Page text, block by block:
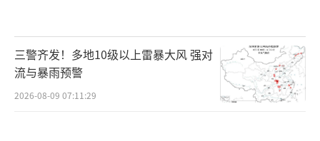
三警齐发！多地10级以上雷暴大风 强对
流与暴雨预警
2026-08-09 07:11:29